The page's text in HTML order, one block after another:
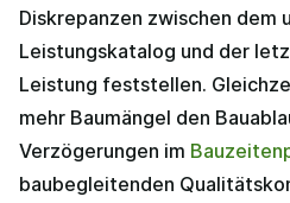
Diskrepanzen zwischen dem
Leistungskatalog und der
Leistung feststellen.
mehr Baumängel den
Verzögerungen im
baubegleitenden